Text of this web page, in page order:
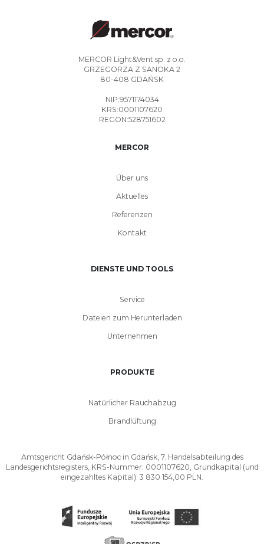
MERCOR Light&Vent sp. z o.o.
GRZEGORZA Z SANOKA 2
80-408 GDAŃSK
NIP:9571174034
KRS:0001107620
REGON:528751602
MERCOR
Über uns
Aktuelles
Referenzen
Kontakt
DIENSTE UND TOOLS
Service
Dateien zum Herunterladen
Unternehmen
PRODUKTE
Natürlicher Rauchabzug
Brandlüftung
Amtsgericht Gdańsk-Północ in Gdańsk, 7. Handelsabteilung des
Landesgerichtsregisters, KRS-Nummer: 0001107620, Grundkapital (und
eingezahltes Kapital): 3 830 154,00 PLN.